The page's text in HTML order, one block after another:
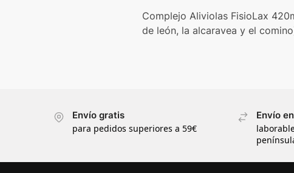
Complejo Aliviolas FisioLax
de león, la alcaravea y el
Envío gratis
para pedidos superiores a 59€
Envío